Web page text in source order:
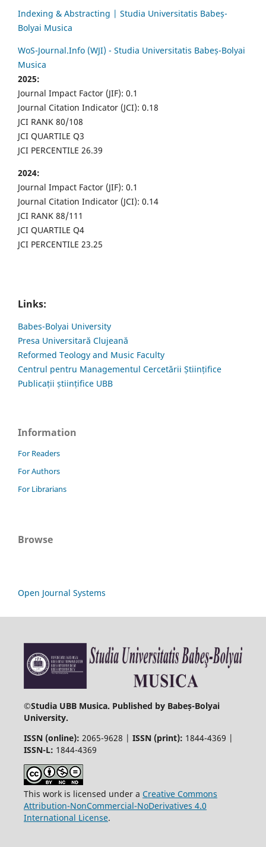
Indexing & Abstracting | Studia Universitatis Babeș-
Bolyai Musica
WoS-Journal.Info (WJI) - Studia Universitatis Babeș-Bolyai
Musica
2025:
Journal Impact Factor (JIF): 0.1
Journal Citation Indicator (JCI): 0.18
JCI RANK 80/108
JCI QUARTILE Q3
JCI PERCENTILE 26.39
2024:
Journal Impact Factor (JIF): 0.1
Journal Citation Indicator (JCI): 0.14
JCI RANK 88/111
JCI QUARTILE Q4
JCI PERCENTILE 23.25
Links:
Babes-Bolyai University
Presa Universitară Clujeană
Reformed Teology and Music Faculty
Centrul pentru Managementul Cercetării Științifice
Publicații științifice UBB
Information
For Readers
For Authors
For Librarians
Browse
Open Journal Systems
©Studia UBB Musica. Published by Babeș-Bolyai
University.
ISSN (online): 2065-9628 | ISSN (print): 1844-4369 |
ISSN-L: 1844-4369
This work is licensed under a Creative Commons
Attribution-NonCommercial-NoDerivatives 4.0
International License.